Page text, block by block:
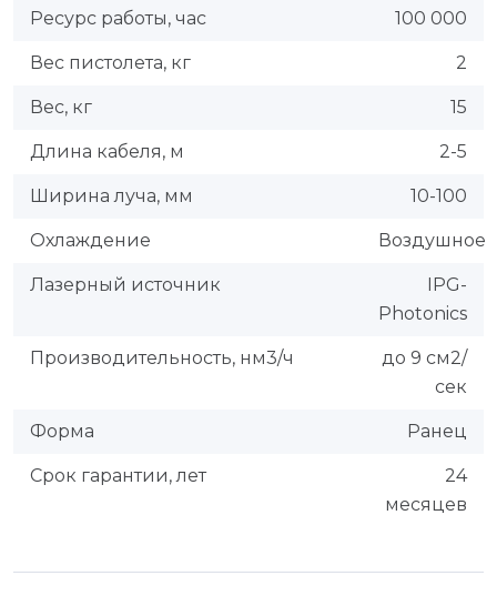
Ресурс работы, час 100 000
Вес пистолета, кг 2
Вес, кг 15
Длина кабеля, м 2-5
Ширина луча, мм 10-100
Охлаждение Воздушное
Лазерный источник
IPG-
Photonics
Производительность, нм3/ч
до 9 см2/
сек
Форма Ранец
Срок гарантии, лет
24
месяцев